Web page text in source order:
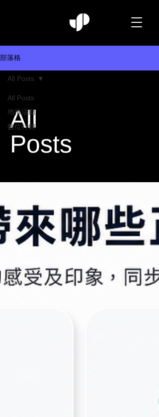
部落格
All Posts
地推活動
數位行銷
All Posts
All
Posts